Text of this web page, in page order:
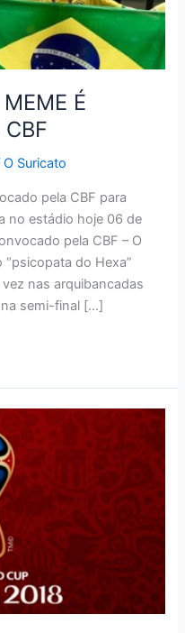
É
O Suricato
pela CBF para
no estádio hoje 06 de
pela CBF – O
do Hexa”
nas arquibancadas
na semi-final […]